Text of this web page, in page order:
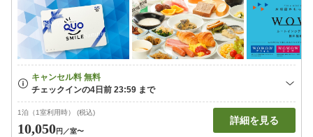
1泊（1室利用時） (税込)
10,050円 ／室〜
詳細を見る